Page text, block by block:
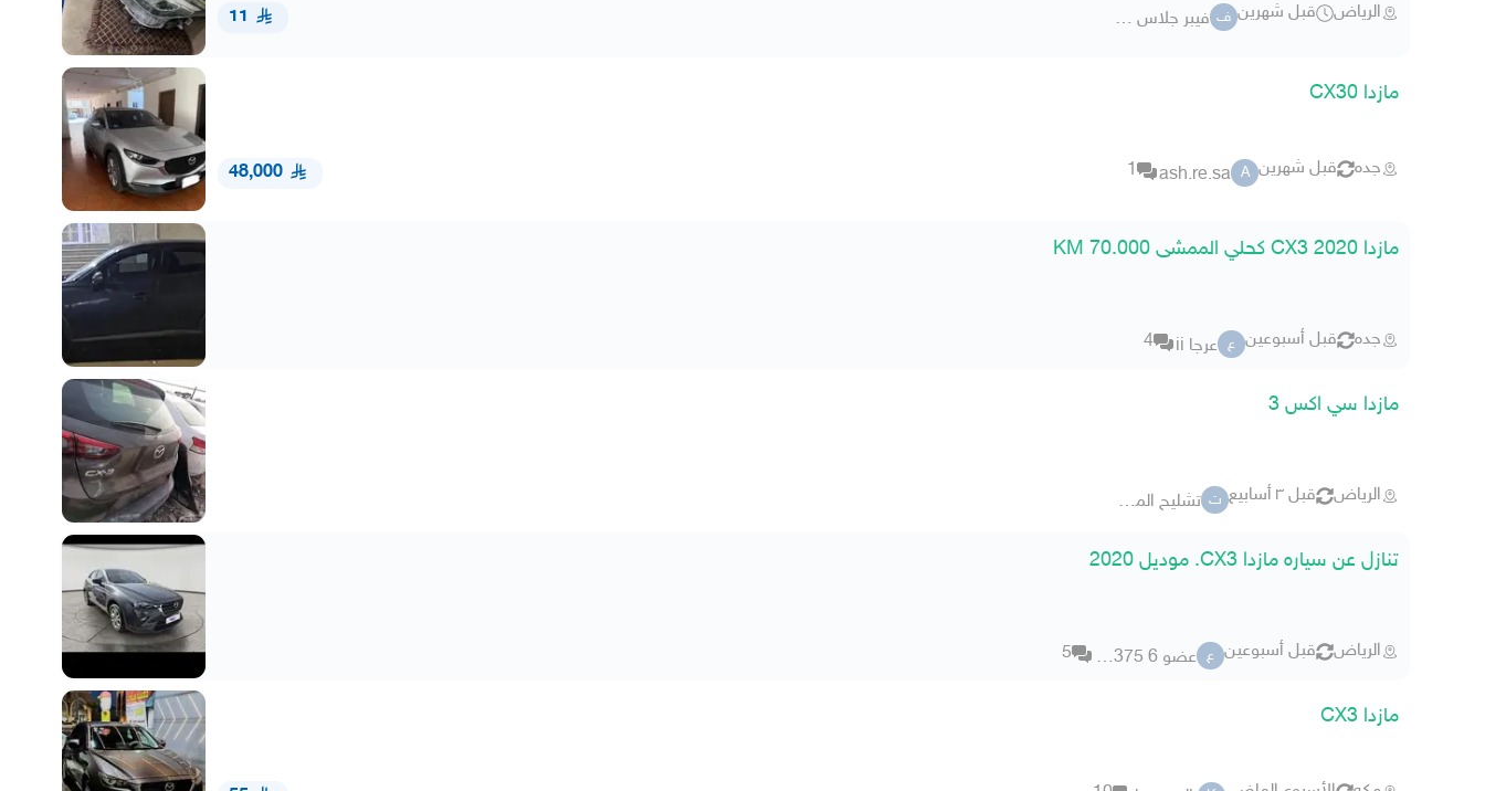
الرياض قبل شهرين ف فيبر جلاس الاموي 11
مازدا CX30
جده قبل شهرين A
ash.re.sa
1
48,000
مازدا CX3 2020 كحلي الممشى 70.000 KM
جده قبل أسبوعين ع عرجا ii 4
مازدا سي اكس 3
الرياض قبل ٣ أسابيع ت تشليح المازاد
تنازل عن سياره مازدا CX3. موديل 2020
الرياض قبل أسبوعين ع عضو 6 53375 5
مازدا CX3